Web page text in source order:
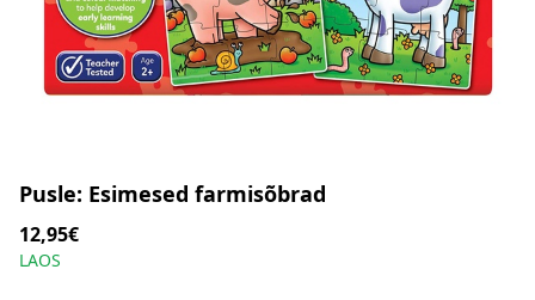
Pusle: Esimesed farmisõbrad
12,95€
LAOS